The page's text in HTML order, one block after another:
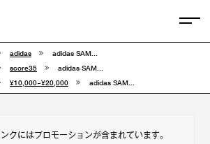
adidas
adidas SAM...
score35
adidas SAM...
¥10,000~¥20,000 adidas SAM...
クにはプロモーションが含まれています。